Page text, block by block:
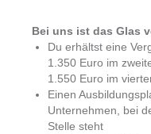
Bei uns ist das Glas
Du erhältst eine
1.350 Euro im
1.550 Euro im
Einen
Unternehmen, bei
Stelle steht